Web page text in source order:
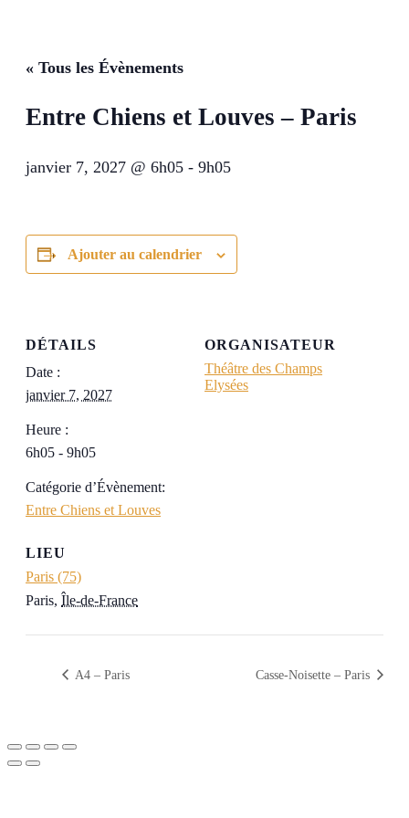
« Tous les Évènements
Entre Chiens et Louves – Paris
janvier 7, 2027 @ 6h05 - 9h05
Ajouter au calendrier
DÉTAILS
Date :
janvier 7, 2027
Heure :
6h05 - 9h05
Catégorie d’Évènement:
Entre Chiens et Louves
LIEU
Paris (75)
Paris, Île-de-France
ORGANISATEUR
Théâtre des Champs
Elysées
A4 – Paris Casse-Noisette – Paris